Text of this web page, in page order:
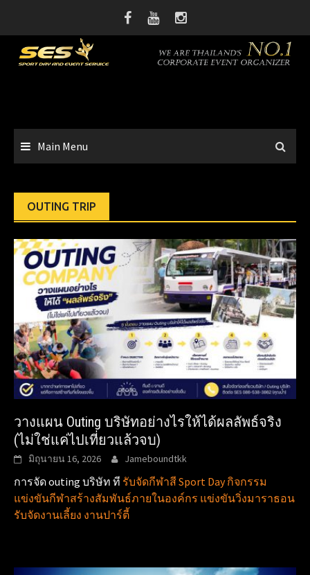
Main Menu
OUTING TRIP
วางแผน Outing บริษัทอย่างไรให้ได้ผลลัพธ์จริง
(ไม่ใช่แค่ไปเที่ยวแล้วจบ)
มิถุนายน 16, 2026 Jameboundtkk
การจัด outing บริษัท ที รับจัดกีฬาสี Sport Day กิจกรรม
แข่งขันกีฬาสร้างสัมพันธ์ภายในองค์กร แข่งขันวิ่งมาราธอน
รับจัดงานเลี้ยง งานปาร์ตี้